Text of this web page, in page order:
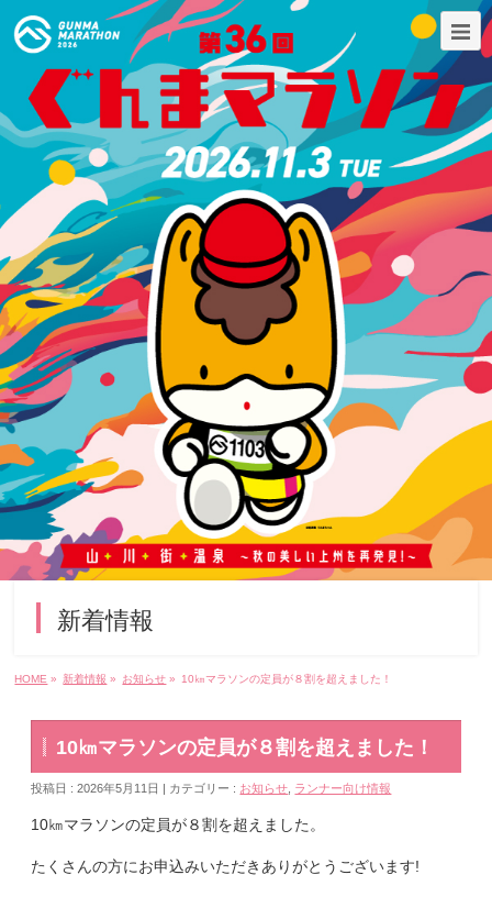
新着情報
HOME » 新着情報 » お知らせ » 10㎞マラソンの定員が８割を超えました！
10㎞マラソンの定員が８割を超えました！
投稿日 : 2026年5月11日 | カテゴリー : お知らせ ランナー向け情報
10㎞マラソンの定員が８割を超えました。
たくさんの方にお申込みいただきありがとうございます!